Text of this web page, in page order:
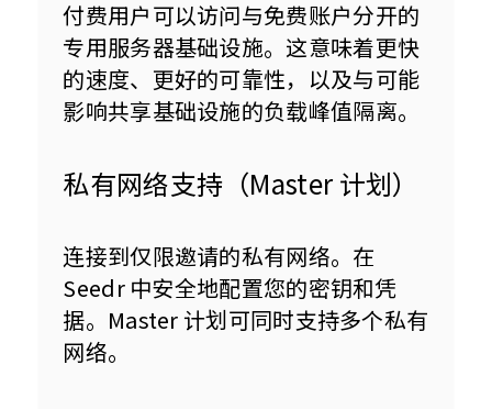
付费用户可以访问与免费账户分开的
专用服务器基础设施。这意味着更快
的速度、更好的可靠性，以及与可能
影响共享基础设施的负载峰值隔离。
私有网络支持（Master 计划）
连接到仅限邀请的私有网络。在
Seedr 中安全地配置您的密钥和凭
据。Master 计划可同时支持多个私有
网络。